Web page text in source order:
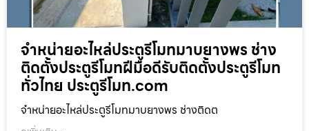
จำหน่ายอะไหล่ประตูรีโมทมาบยางพร ช่าง
ติดตั้งประตูรีโมทฝีมือดีรับติดตั้งประตูรีโมท
ทั่วไทย ประตูรีโมท.com
จำหน่ายอะไหล่ประตูรีโมทมาบยางพร ช่างติดต